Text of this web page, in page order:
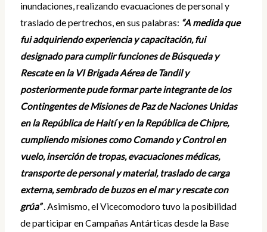
inundaciones, realizando evacuaciones de personal y
traslado de pertrechos, en sus palabras: “A medida que
fui adquiriendo experiencia y capacitación, fui
designado para cumplir funciones de Búsqueda y
Rescate en la VI Brigada Aérea de Tandil y
posteriormente pude formar parte integrante de los
Contingentes de Misiones de Paz de Naciones Unidas
en la República de Haití y en la República de Chipre,
cumpliendo misiones como Comando y Control en
vuelo, inserción de tropas, evacuaciones médicas,
transporte de personal y material, traslado de carga
externa, sembrado de buzos en el mar y rescate con
grúa”. Asimismo, el Vicecomodoro tuvo la posibilidad
de participar en Campañas Antárticas desde la Base